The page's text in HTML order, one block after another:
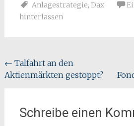
Anlagestrategie, Dax
hinterlassen
Beitragsnavigation
← Talfahrt an den
Aktienmärkten gestoppt?
Schreibe einen